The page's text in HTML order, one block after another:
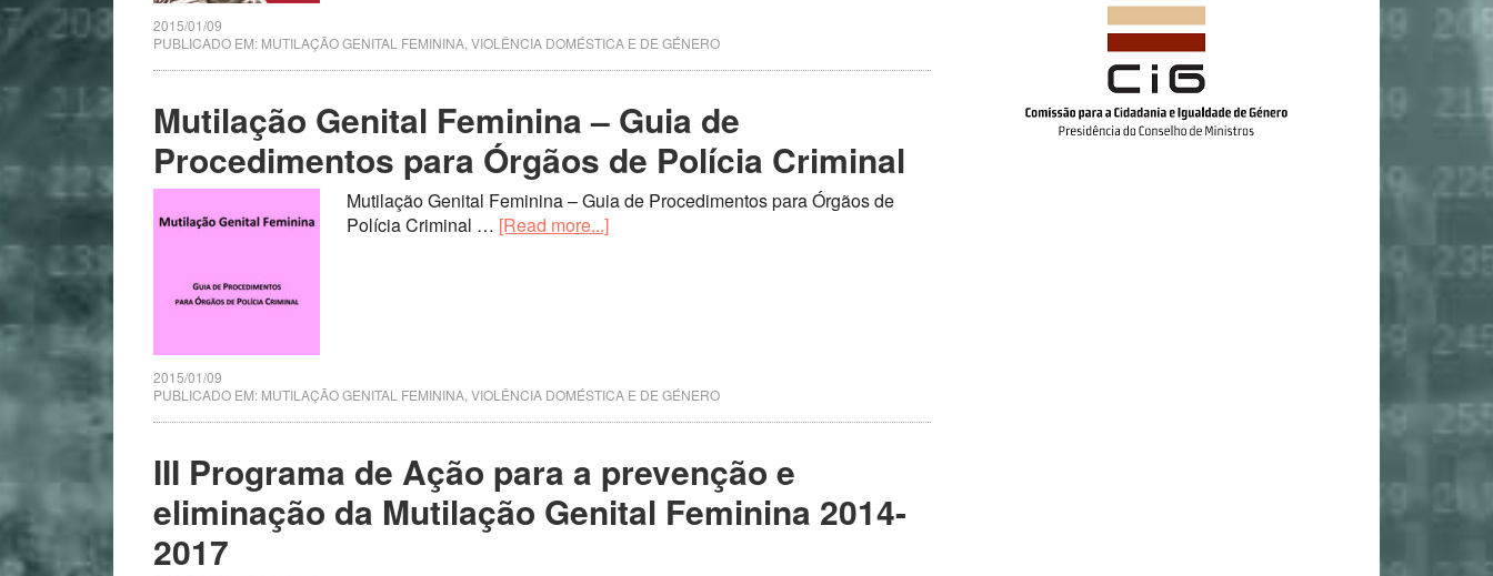
2015/01/09
PUBLICADO EM: MUTILAÇÃO GENITAL FEMININA VIOLÊNCIA DOMÉSTICA E DE GÉNERO
Mutilação Genital Feminina – Guia de
Procedimentos para Órgãos de Polícia Criminal
Mutilação Genital Feminina – Guia de Procedimentos para Órgãos de
Polícia Criminal … [Read more...]
2015/01/09
PUBLICADO EM: MUTILAÇÃO GENITAL FEMININA VIOLÊNCIA DOMÉSTICA E DE GÉNERO
III Programa de Ação para a prevenção e
eliminação da Mutilação Genital Feminina 2014-
2017